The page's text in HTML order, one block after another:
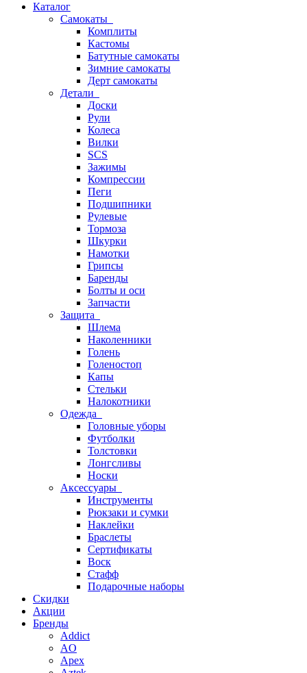
Каталог
Самокаты
Комплиты
Кастомы
Батутные самокаты
Зимние самокаты
Дерт самокаты
Детали
Доски
Рули
Колеса
Вилки
SCS
Зажимы
Компрессии
Пеги
Подшипники
Рулевые
Тормоза
Шкурки
Намотки
Грипсы
Баренды
Болты и оси
Запчасти
Защита
Шлема
Наколенники
Голень
Голеностоп
Капы
Стельки
Налокотники
Одежда
Головные уборы
Футболки
Толстовки
Лонгсливы
Носки
Аксессуары
Инструменты
Рюкзаки и сумки
Наклейки
Браслеты
Сертификаты
Воск
Стафф
Подарочные наборы
Скидки
Акции
Бренды
Addict
AO
Apex